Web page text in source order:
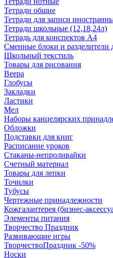
Тетради общие
Тетради для записи
Тетради школьные (12,18,24л)
Тетрадь для конспектов А4
Сменные блоки и разделители
Школьный текстиль
Товары для рисования
Веера
Глобусы
Закладки
Ластики
Мел
Наборы канцелярских
Обложки
Подставки для книг
Расписание уроков
Стаканы-непроливайки
Счетный материал
Товары для лепки
Точилки
Тубусы
Чертежные принадлежности
Кожгалантерея (бизнес-
Элементы питания
Творчество Праздник
Развивающие игры
ТворчествоПраздник -50%
Носки